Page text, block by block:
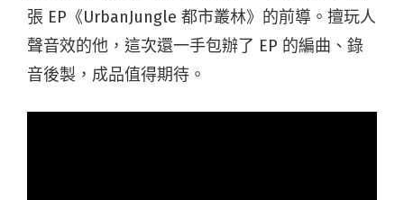
張 EP《UrbanJungle 都市叢林》的前導。擅玩人
聲音效的他，這次還一手包辦了 EP 的編曲、錄
音後製，成品值得期待。